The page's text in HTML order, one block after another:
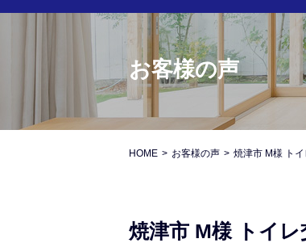
お客様の声
HOME お客様の声 焼津市 M様 ト
焼津市 M様 トイレ